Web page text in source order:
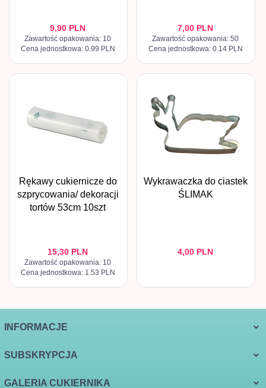
9,90 PLN
Zawartość opakowania: 10
Cena jednostkowa: 0.99 PLN
7,00 PLN
Zawartość opakowania: 50
Cena jednostkowa: 0.14 PLN
Rękawy cukiernicze do
szprycowania/ dekoracji
tortów 53cm 10szt
15,30 PLN
Zawartość opakowania: 10
Cena jednostkowa: 1.53 PLN
Wykrawaczka do ciastek
ŚLIMAK
4,00 PLN
INFORMACJE
SUBSKRYPCJA
GALERIA CUKIERNIKA